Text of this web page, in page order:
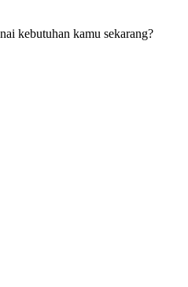
kebutuhan kamu sekarang?